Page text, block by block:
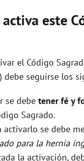
activa este
el Código
debe seguirse los
se debe tener fé y
Sagrado.
activarlo se debe
para la hernia
la activación,